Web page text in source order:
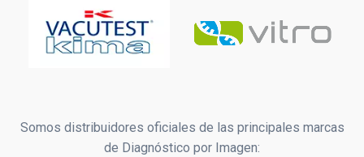
Somos distribuidores oficiales de las principales marcas
de Diagnóstico por Imagen: